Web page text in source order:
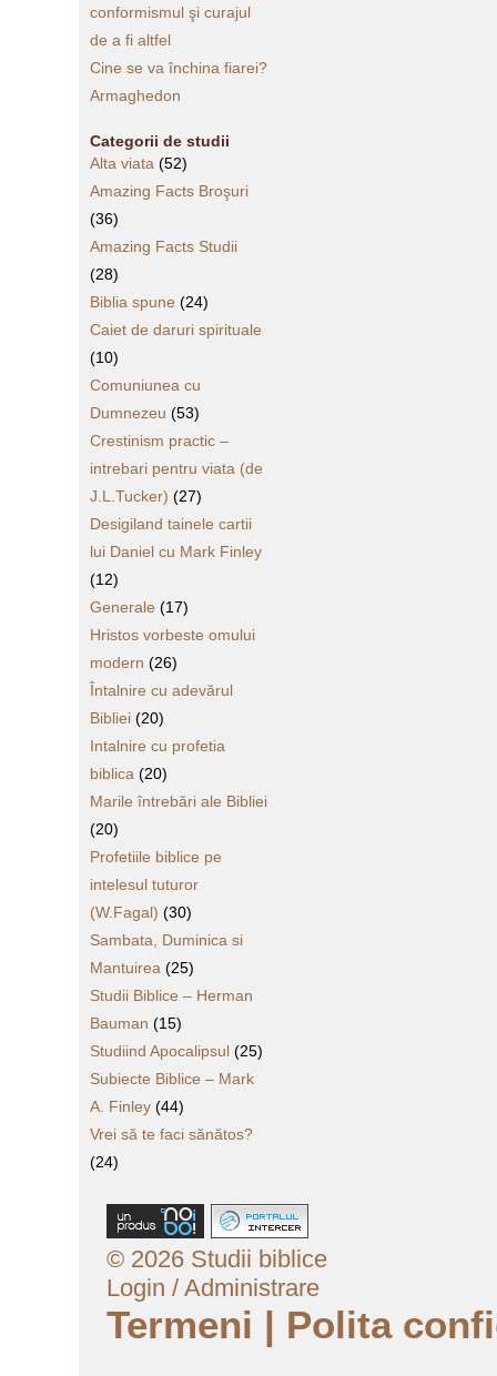
conformismul şi curajul
de a fi altfel
Cine se va închina fiarei?
Armaghedon
Categorii de studii
Alta viata (52)
Amazing Facts Broşuri
(36)
Amazing Facts Studii
(28)
Biblia spune (24)
Caiet de daruri spirituale
(10)
Comuniunea cu
Dumnezeu (53)
Crestinism practic –
intrebari pentru viata (de
J.L.Tucker) (27)
Desigiland tainele cartii
lui Daniel cu Mark Finley
(12)
Generale (17)
Hristos vorbeste omului
modern (26)
Întalnire cu adevărul
Bibliei(20)
Intalnire cu profetia
biblica (20)
Marile întrebări ale Bibliei
(20)
Profetiile biblice pe
intelesul tuturor
(W.Fagal) (30)
Sambata, Duminica si
Mantuirea (25)
Studii Biblice – Herman
Bauman (15)
Studiind Apocalipsul(25)
Subiecte Biblice – Mark
A. Finley(44)
Vrei să te faci sănătos?
(24)
© 2026 Studii biblice
Login / Administrare
Termeni | Polita